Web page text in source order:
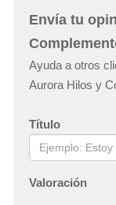
Envía tu
Ayuda a otros
Aurora Hilos y
Título
Valoración